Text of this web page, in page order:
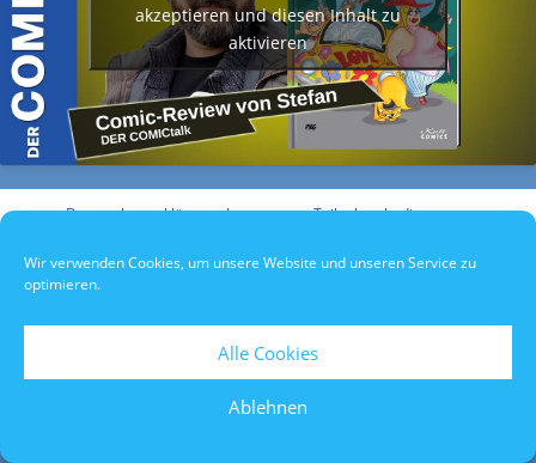
Wir verwenden Cookies, um unsere Website und unseren Service zu
optimieren.
Alle Cookies
Ablehnen
akzeptieren und diesen Inhalt zu
aktivieren
Datenschutzerklärung/Impressum/Teilnahmebedingungen